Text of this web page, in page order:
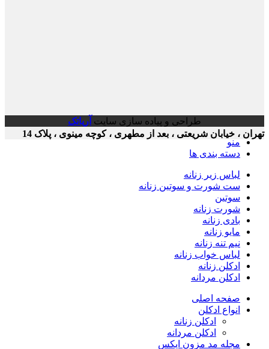
، خیابان شریعتی ، بعد از مطهری ، کوچه مینوی ، پلاک 14
طراحی و پیاده سازی سایتآریاتک
منو
دسته بندی ها
لباس زیر زنانه
ست شورت و سوتین زنانه
سوتین
شورت زنانه
بادی زنانه
مایو زنانه
نیم تنه زنانه
لباس خواب زنانه
ادکلن زنانه
ادکلن مردانه
صفحه اصلی
انواع ادکلن
ادکلن زنانه
ادکلن مردانه
مجله مد مزون ایکس